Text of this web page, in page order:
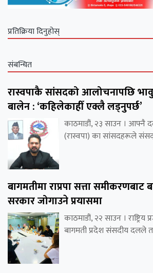
प्रतिक्रिया दिनुहोस्
संबन्धित
रास्वपाकै सांसदको आलोचनापछि
बालेन : ‘कहिलेकाहीँ एक्लै लड्नुपर्छ’
काठमाडौं, २३ साउन । आफ्नै दल
(रास्वपा) का सांसदहरूले
बागमतीमा राप्रपा सत्ता समीकरणबाट
सरकार जोगाउने प्रयासमा
काठमाडौं, २२ साउन । राष्ट्रिय
बागमती प्रदेश संसदीय दलले